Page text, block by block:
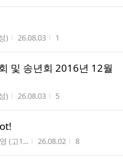
) 작성시간
26.08.03 조회수
1
및 송년회 2016년 12월
) 작성시간
26.08.03 조회수
5
(고1... 작성시간
26.08.02 조회수
8